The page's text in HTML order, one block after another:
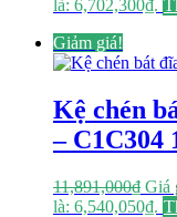
là: 6,702,300₫.
Giảm giá!
Kệ chén
– C1C304
11,891,000₫ Giá
là: 6,540,050₫.